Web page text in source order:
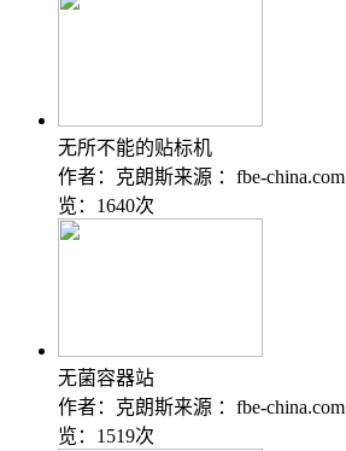
无所不能的贴标机
作者：克朗斯来源 ：fbe-china.com
览：1640次
无菌容器站
作者：克朗斯来源 ：fbe-china.com
览：1519次